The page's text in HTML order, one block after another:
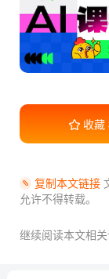
收藏
复制本文链接
允许不得转载。
继续阅读本文相